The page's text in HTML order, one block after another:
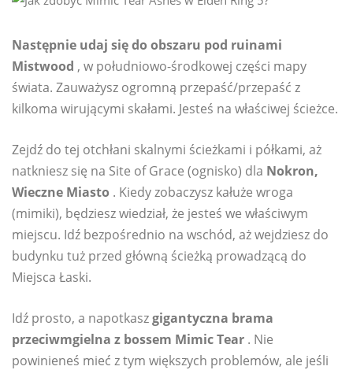
Następnie udaj się do obszaru pod ruinami
Mistwood , w południowo-środkowej części mapy
świata. Zauważysz ogromną przepaść/przepaść z
kilkoma wirującymi skałami. Jesteś na właściwej ścieżce.
Zejdź do tej otchłani skalnymi ścieżkami i półkami, aż
natkniesz się na Site of Grace (ognisko) dla Nokron,
Wieczne Miasto . Kiedy zobaczysz kałuże wroga
(mimiki), będziesz wiedział, że jesteś we właściwym
miejscu. Idź bezpośrednio na wschód, aż wejdziesz do
budynku tuż przed główną ścieżką prowadzącą do
Miejsca Łaski.
Idź prosto, a napotkaszgigantyczna brama
przeciwmgielna z bossem Mimic Tear . Nie
powinieneś mieć z tym większych problemów, ale jeśli